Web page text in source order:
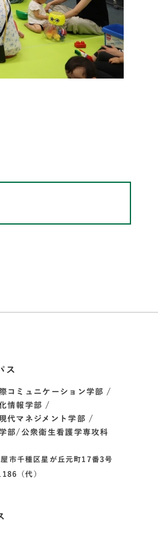
ス
コミュニケーション学部
情報学部
代マネジメント学部
部/公衆衛生看護学専攻科
市千種区星が丘元町17番3号
（代）